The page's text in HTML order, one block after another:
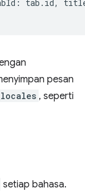
: tab . id,
pesan
_locales , seperti
setiap bahasa.